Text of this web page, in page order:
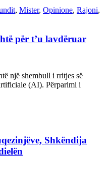
, Mister, Opinione, Rajoni,
për t’u lavdëruar
një shembull i rritjes së
(AI). Përparimi i
Shkëndija